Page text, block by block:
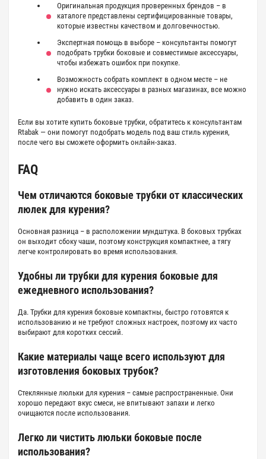
Оригинальная продукция проверенных брендов – в
каталоге представлены сертифицированные товары,
которые известны качеством и долговечностью.
Экспертная помощь в выборе – консультанты помогут
подобрать трубки боковые и совместимые аксессуары,
чтобы избежать ошибок при покупке.
Возможность собрать комплект в одном месте – не
нужно искать аксессуары в разных магазинах, все можно
добавить в один заказ.
Если вы хотите купить боковые трубки, обратитесь к консультантам
Rtabak — они помогут подобрать модель под ваш стиль курения,
после чего вы сможете оформить онлайн-заказ.
FAQ
Чем отличаются боковые трубки от классических
люлек для курения?
Основная разница – в расположении мундштука. В боковых трубках
он выходит сбоку чаши, поэтому конструкция компактнее, а тягу
легче контролировать во время использования.
Удобны ли трубки для курения боковые для
ежедневного использования?
Да. Трубки для курения боковые компактны, быстро готовятся к
использованию и не требуют сложных настроек, поэтому их часто
выбирают для коротких сессий.
Какие материалы чаще всего используют для
изготовления боковых трубок?
Стеклянные люльки для курения – самые распространенные. Они
хорошо передают вкус смеси, не впитывают запахи и легко
очищаются после использования.
Легко ли чистить люльки боковые после
использования?